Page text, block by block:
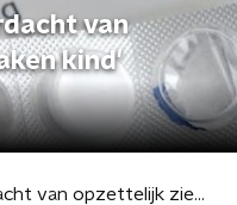
van
kind'
'Ouders te snel verdacht van opzettelijk ziek maken kind'